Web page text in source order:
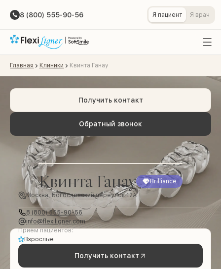
8 (800) 555-90-56 Я пациент Я врач
Главная Клиники Квинта Ганау
Обратный звонок
Получить контакт
Квинта Ганау
Brilliance
Москва, Богословский переулок 12А
8 (800) 555-90-56
info@flexiligner.com
Приём пациентов:
Взрослые
Получить контакт